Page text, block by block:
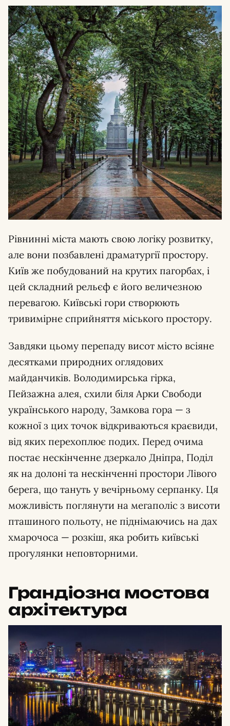
Рівнинні міста мають свою логіку розвитку,
але вони позбавлені драматургії простору.
Київ же побудований на крутих пагорбах, і
цей складний рельєф є його величезною
перевагою. Київські гори створюють
тривимірне сприйняття міського простору.
Завдяки цьому перепаду висот місто всіяне
десятками природних оглядових
майданчиків. Володимирська гірка,
Пейзажна алея, схили біля Арки Свободи
українського народу, Замкова гора — з
кожної з цих точок відкриваються краєвиди,
від яких перехоплює подих. Перед очима
постає нескінченне дзеркало Дніпра, Поділ
як на долоні та нескінченні простори Лівого
берега, що тануть у вечірньому серпанку. Ця
можливість поглянути на мегаполіс з висоти
пташиного польоту, не піднімаючись на дах
хмарочоса — розкіш, яка робить київські
прогулянки неповторними.
Грандіозна мостова
архітектура